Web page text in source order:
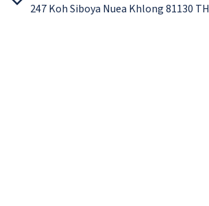
247 Koh Siboya Nuea Khlong 81130 TH